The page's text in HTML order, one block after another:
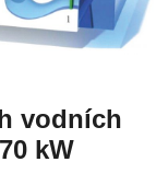
vodních
kW